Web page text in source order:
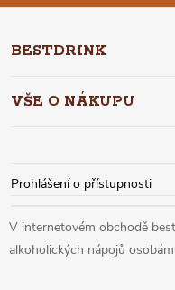
BESTDRINK
VŠE O NÁKUPU
Prohlášení o přístupnosti